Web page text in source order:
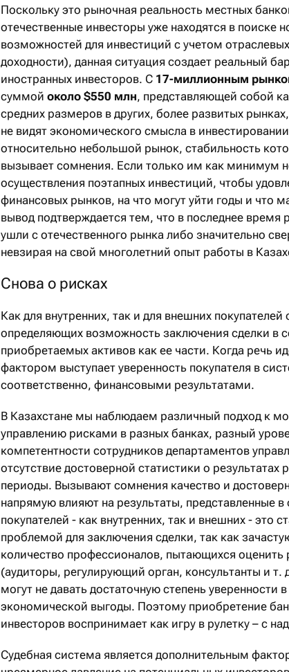
Поскольку это рыночная реальность местных
отечественные инвесторы уже находятся в поиске
возможностей для инвестиций с учетом
доходности), данная ситуация создает реальный
иностранных инвесторов. С 17-миллионным
суммой около $550 млн, представляющей собой
средних размеров в других, более развитых
не видят экономического смысла в
относительно небольшой рынок, стабильность
вызывает сомнения. Если только им как минимум
осуществления поэтапных инвестиций, чтобы
финансовых рынков, на что могут уйти годы и что
вывод подтверждается тем, что в последнее время
ушли с отечественного рынка либо значительно
невзирая на свой многолетний опыт работы в
Снова о рисках
Как для внутренних, так и для внешних
определяющих возможность заключения сделки в
приобретаемых активов как ее части. Когда речь
фактором выступает уверенность покупателя в
соответственно, финансовыми результатами.
В Казахстане мы наблюдаем различный подход к
управлению рисками в разных банках, разный
компетентности сотрудников департаментов
отсутствие достоверной статистики о
периоды. Вызывают сомнения качество и
напрямую влияют на результаты, представленные
покупателей - как внутренних, так и внешних - это
проблемой для заключения сделки, так как
количество профессионалов, пытающихся оценить
(аудиторы, регулирующий орган, консультанты и т.
могут не давать достаточную степень
экономической выгоды. Поэтому приобретение
инвесторов воспринимает как игру в рулетку – с
Судебная система является дополнительным